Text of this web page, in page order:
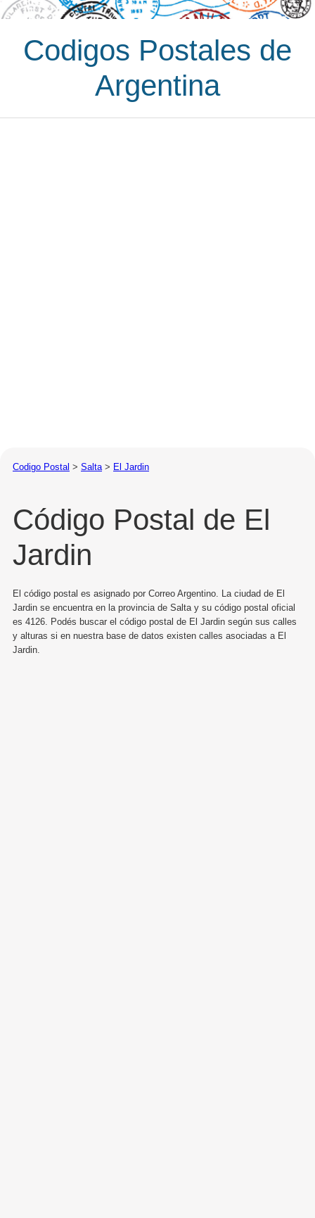
Codigos Postales de
Argentina
Codigo Postal > Salta > El Jardin
Código Postal de El
Jardin
El código postal es asignado por Correo Argentino. La ciudad de El
Jardin se encuentra en la provincia de Salta y su código postal oficial
es 4126. Podés buscar el código postal de El Jardin según sus calles
y alturas si en nuestra base de datos existen calles asociadas a El
Jardin.